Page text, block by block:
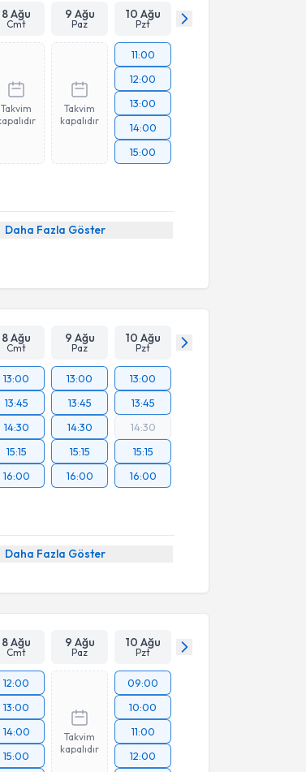
8 Ağu
Cmt
9 Ağu
Paz
10 Ağu
Pzt
Takvim
Takvim
kapalıdır
11:00
12:00
13:00
14:00
15:00
Daha Fazla Göster
8 Ağu
Cmt
9 Ağu
Paz
10 Ağu
Pzt
13:00
13:45
14:30
15:15
16:00
13:00
13:45
14:30
15:15
16:00
13:00
13:45
14:30
15:15
16:00
Daha Fazla Göster
8 Ağu
Cmt
9 Ağu
Paz
10 Ağu
Pzt
12:00
13:00
14:00
15:00
Takvim
kapalıdır
09:00
10:00
11:00
12:00